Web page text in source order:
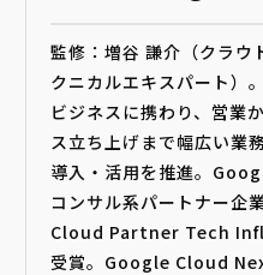
監修：増谷 謙介（クラウ
クニカルエキスパート
ビジネスに携わり、営業
ス立ち上げまで幅広い
導入・活用を推進。
コンサル系パートナー企
Cloud Partner Tech
受賞。Google Cloud